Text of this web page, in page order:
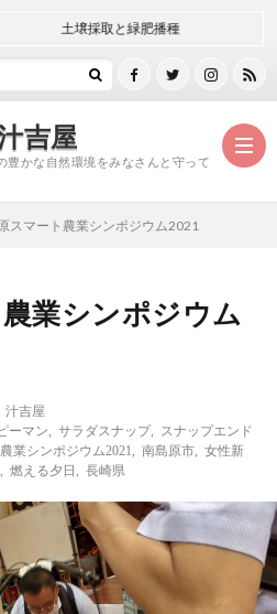
吉屋
豊かな自然環境をみなさんと守って
い
合
土壌採取と緑肥播種
スマート農業シンポジウム2021
業シンポジウム
汁吉屋
ーマン サラダスナップ,
スナップエンド
業シンポジウム2021 南島原市
女性新
燃える夕日 長崎県